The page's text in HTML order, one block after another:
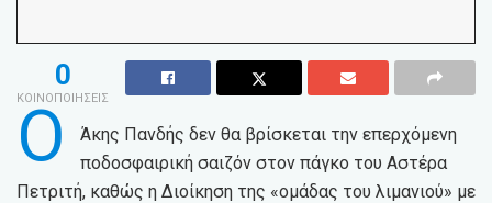
0
ΚΟΙΝΟΠΟΙΗΣΕΙΣ
Ο
Άκης Πανδής δεν θα βρίσκεται την επερχόμενη
ποδοσφαιρική σαιζόν στον πάγκο του Αστέρα
Πετριτή, καθώς η Διοίκηση της «ομάδας του λιμανιού» με